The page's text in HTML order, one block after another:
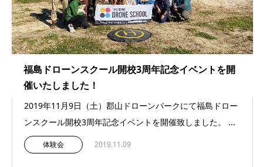
福島ドローンスクール開校3周年記念イベントを開
催いたしました！
2019年11月9日（土）郡山ドローンパークにて福島ドロー
ンスクール開校3周年記念イベントを開催致しました。 ...
体験会 2019.11.09